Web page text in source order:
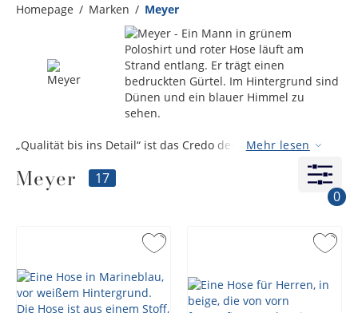
Homepage Marken Meyer
„Qualität bis ins Detail“ ist das Credo des 1960 im
Meyer, das heute weltweit Vertrauen genießt. Kein Wunder
– MEYER-Hosen bestehen jeweils aus über 60 sorgfältig
werden ausschließlich hochwertige Materialien, wie feinste
Baumwolle und luftiger Kapok. Dass die zertifizierten
Produkte des Labels die Kriterien des internationalen
FAIRTRADE-Siegels erfüllen, beweist, dass sich Qualität,
Ethik und ein fairer Preis nicht ausschließen müssen!
Mehr lesen
Meyer
17
0